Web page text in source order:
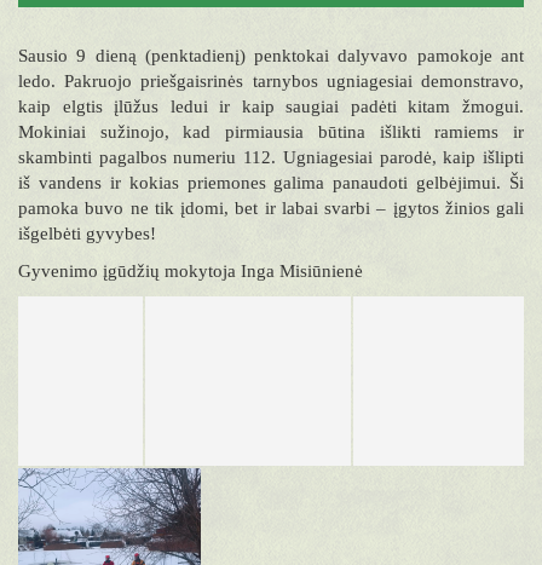
Sausio 9 dieną (penktadienį) penktokai dalyvavo pamokoje ant
ledo. Pakruojo priešgaisrinės tarnybos ugniagesiai demonstravo,
kaip elgtis įlūžus ledui ir kaip saugiai padėti kitam žmogui.
Mokiniai sužinojo, kad pirmiausia būtina išlikti ramiems ir
skambinti pagalbos numeriu 112. Ugniagesiai parodė, kaip išlipti
iš vandens ir kokias priemones galima panaudoti gelbėjimui. Ši
pamoka buvo ne tik įdomi, bet ir labai svarbi – įgytos žinios gali
išgelbėti gyvybes!
Gyvenimo įgūdžių mokytoja Inga Misiūnienė